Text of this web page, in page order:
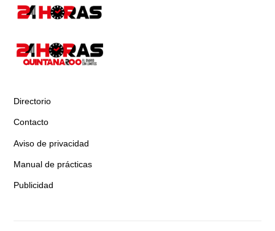
Directorio
Contacto
Aviso de privacidad
Manual de prácticas
Publicidad